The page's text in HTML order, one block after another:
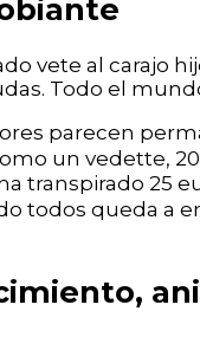
vete al carajo
Todo el
parecen
un vedette,
transpirado 25
todos queda a